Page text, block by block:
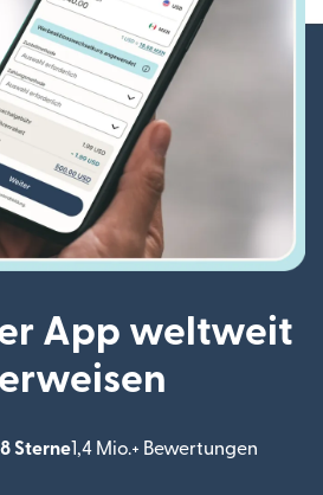
App weltweit
Sterne1,4 Mio.+ Bewertungen